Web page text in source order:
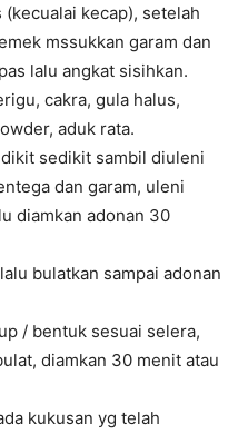
kecap), setelah
mssukkan garam dan
lalu angkat sisihkan.
cakra, gula halus,
aduk rata.
sedikit sambil diuleni
dan garam, uleni
diamkan adonan 30
bulatkan sampai adonan
/ bentuk sesuai selera,
diamkan 30 menit atau
kukusan yg telah